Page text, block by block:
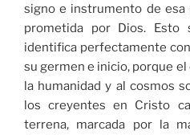
signo e instrumento de esa
prometida por Dios. Esto
identifica perfectamente
su germen e inicio, porque
la humanidad y al cosmos
los creyentes en Cristo
terrena, marcada por la